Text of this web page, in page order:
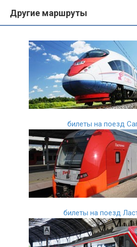
Другие маршруты
билеты на поезд
билеты на поезд